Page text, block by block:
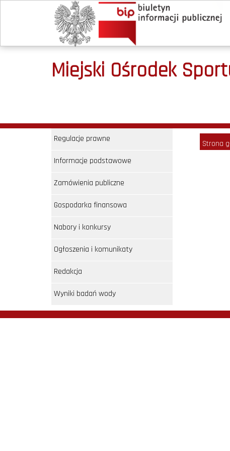
Miejski Ośrodek
Regulacje prawne
Informacje podstawowe
Zamówienia publiczne
Gospodarka finansowa
Nabory i konkursy
Ogłoszenia i komunikaty
Redakcja
Wyniki badań wody
Strona